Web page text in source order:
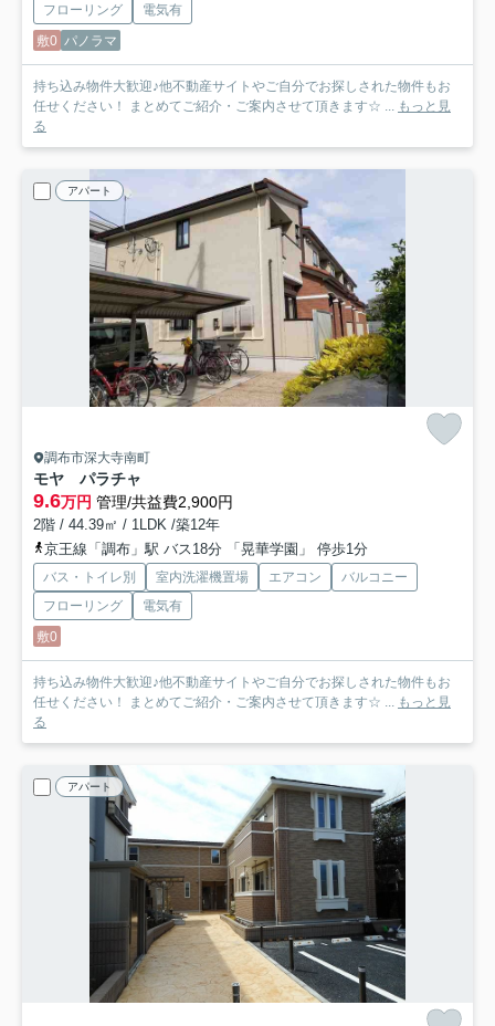
フローリング
電気有
敷0 パノラマ
持ち込み物件大歓迎♪他不動産サイトやご自分でお探しされた物件もお
任せください！ まとめてご紹介・ご案内させて頂きます☆ ... もっと見
る
アパート
調布市深大寺南町
モヤ パラチャ
9.6万円 管理/共益費2,900円
2階 / 44.39㎡ / 1LDK /築12年
京王線「調布」駅 バス18分 「晃華学園」 停歩1分
バス・トイレ別 室内洗濯機置場 エアコン
バルコニー
フローリング
電気有
敷0
持ち込み物件大歓迎♪他不動産サイトやご自分でお探しされた物件もお
任せください！ まとめてご紹介・ご案内させて頂きます☆ ... もっと見
る
アパート